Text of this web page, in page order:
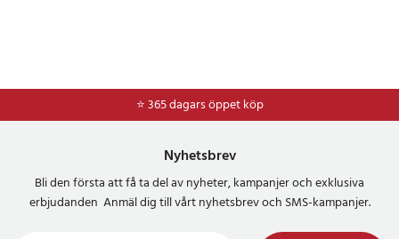
⭐ 365 dagars öppet köp
⭐Frakt 49kr *
Nyhetsbrev
Bli den första att få ta del av nyheter, kampanjer och exklusiva
erbjudanden Anmäl dig till vårt nyhetsbrev och SMS-kampanjer.